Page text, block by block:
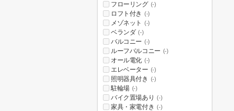
フローリング (-)
ロフト付き (-)
メゾネット (-)
ベランダ (-)
バルコニー (-)
ルーフバルコニー (-)
オール電化 (-)
エレベーター (-)
照明器具付き (-)
駐輪場 (-)
バイク置場あり (-)
家具・家電付き (-)